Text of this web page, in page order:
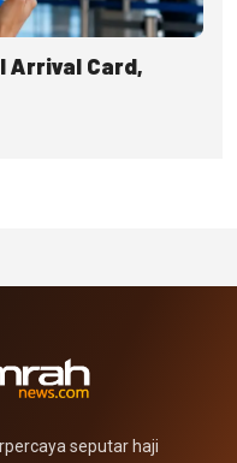
Arrival Card,
seputar haji